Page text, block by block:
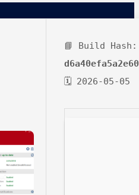
📘 Build Hash:
🗓 2026-05-05